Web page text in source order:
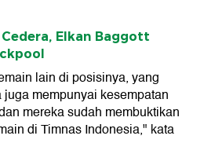
Elkan Baggott
lain di posisinya, yang
mempunyai kesempatan
mereka sudah membuktikan
di Timnas Indonesia," kata